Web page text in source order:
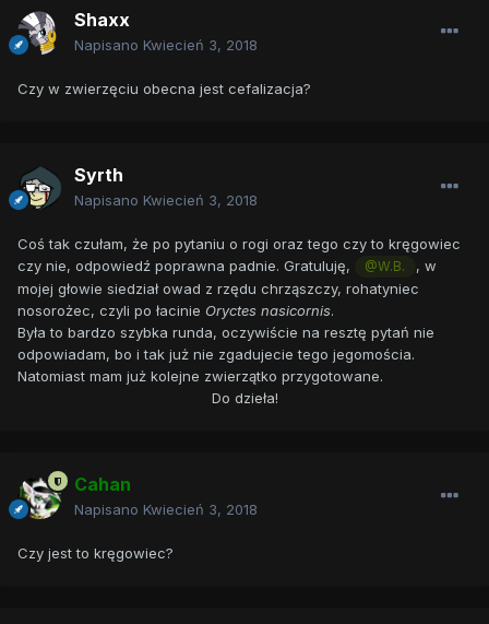
Shaxx
Napisano Kwiecień 3, 2018
Czy w zwierzęciu obecna jest cefalizacja?
Syrth
Napisano Kwiecień 3, 2018
Coś tak czułam, że po pytaniu o rogi oraz tego czy to kręgowiec
czy nie, odpowiedź poprawna padnie. Gratuluję,
@W.B.
, w
mojej głowie siedział owad z rzędu chrząszczy, rohatyniec
nosorożec, czyli po łacinie Oryctes nasicornis.
Była to bardzo szybka runda, oczywiście na resztę pytań nie
odpowiadam, bo i tak już nie zgadujecie tego jegomościa.
Natomiast mam już kolejne zwierzątko przygotowane.
Do dzieła!
Cahan
Napisano Kwiecień 3, 2018
Czy jest to kręgowiec?